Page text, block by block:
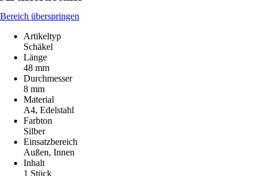
Bereich überspringen
Artikeltyp
Schäkel
Länge
48 mm
Durchmesser
8 mm
Material
A4, Edelstahl
Farbton
Silber
Einsatzbereich
Außen, Innen
Inhalt
1 Stück